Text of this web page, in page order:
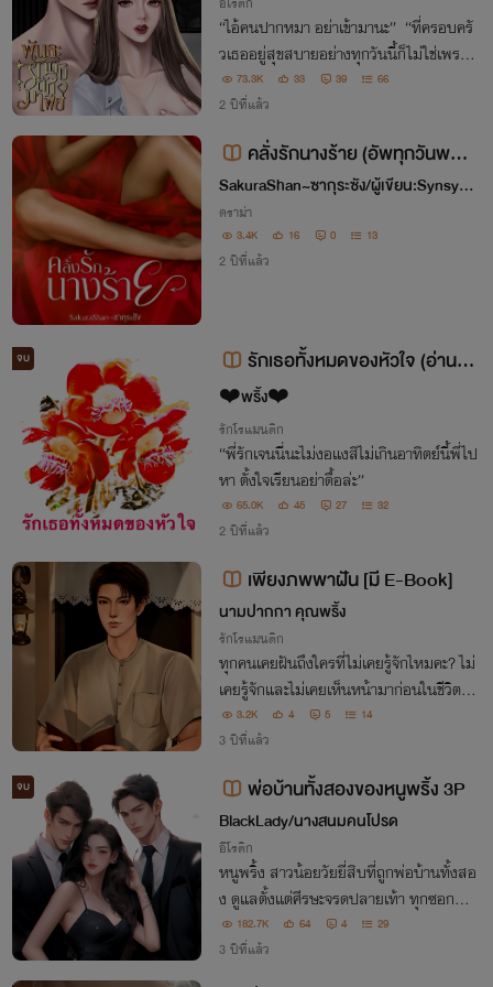
“ไอ้คนปากหมา อย่าเข้ามานะ” “ที่ครอบครั
วเธออยู่สุขสบายอย่างทุกวันนี้ก็ไม่ใช่เพราะไ
อ้คนปากหมาคนนี้หรือไง!”
73.3K 33 39 66
2 ปีที่แล้ว
คลั่งรักนางร้าย (อัพทุกวันพฤหั
สบดี)
SakuraShan~ซากุระซัง/ผู้เขียน:Synsyny
คนสวยขา
ดราม่า
3.4K 16 0 13
2 ปีที่แล้ว
จบ
รักเธอทั้งหมดของหัวใจ (อ่านฟ
รี)
❤️พริ้ง❤️
รักโรแมนติก
“พี่รักเจนนี่นะไม่งอแงสิไม่เกินอาทิตย์นี้พี่ไป
หา ตั้งใจเรียนอย่าดื้อล่ะ”
65.0K 45 27 32
2 ปีที่แล้ว
เพียงภพพาฝัน [มี E-Book]
นามปากกา คุณพริ้ง
รักโรแมนติก
ทุกคนเคยฝันถึงใครที่ไม่เคยรู้จักไหมคะ? ไม่
เคยรู้จักและไม่เคยเห็นหน้ามาก่อนในชีวิตจริ
ง แต่ในฝันนั้นกลับรู้สึกรักและผูกพันอย่าง
น่าประหลาด "พาฝัน ดวงฤทัยพี่...พี่หาน้อ
3.2K 4 5 14
3 ปีที่แล้ว
จบ พ่อบ้านทั้งสองของหนูพริ้ง 3P
BlackLady/นางสนมคนโปรด
อีโรติก
หนูพริ้ง สาวน้อยวัยยี่สิบที่ถูกพ่อบ้านทั้งสอ
ง ดูแลตั้งเเต่ศีรษะจรดปลายเท้า ทุกซอกทุก
มุม ในบ้านและนอกบ้าน
182.7K 64 4 29
3 ปีที่แล้ว